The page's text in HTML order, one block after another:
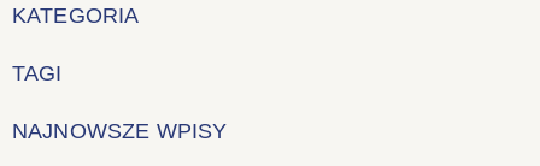
KATEGORIA
TAGI
NAJNOWSZE WPISY